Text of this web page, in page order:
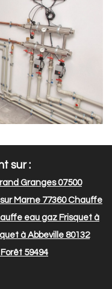
sur :
Granges 07500
Marne 77360Chauffe
eau gaz Frisquet à
à Abbeville 80132
59494